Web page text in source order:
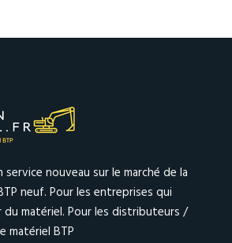
nouveau sur le marché de la
neuf. Pour les entreprises qui
matériel. Pour les distributeurs /
matériel BTP